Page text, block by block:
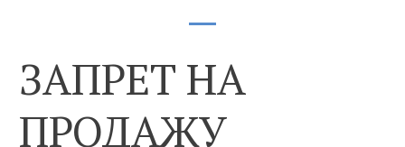
ЗАПРЕТ НА
ПРОДАЖУ